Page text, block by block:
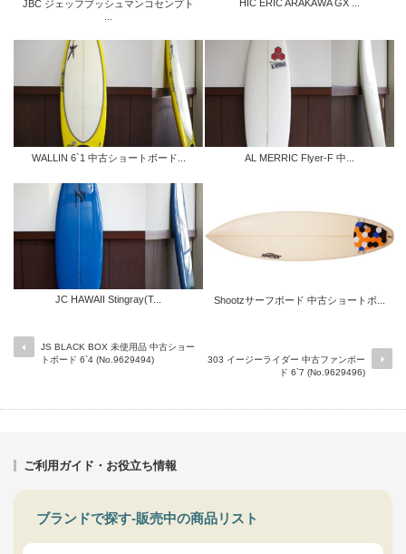
JBC ジェッフブッシュマンコセンプト
HIC ERIC ARAKAWA GX ...
WALLIN 6`1 中古ショートボード... AL MERRIC Flyer-F 中...
JC HAWAII Stingray(T... Shootzサーフボード 中古ショートボ...
JS BLACK BOX 未使用品 中古ショー
トボード 6`4 (No.9629494)
303 イージーライダー 中古ファンボー
ド 6`7 (No.9629496)
ご利用ガイド・お役立ち情報
ブランドで探す-販売中の商品リスト